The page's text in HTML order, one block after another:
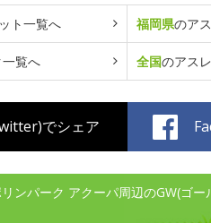
ト一覧へ 福岡県のア
覧へ 全国のアス
でシェア
ンパーク アクーパ周辺のGW(ゴ